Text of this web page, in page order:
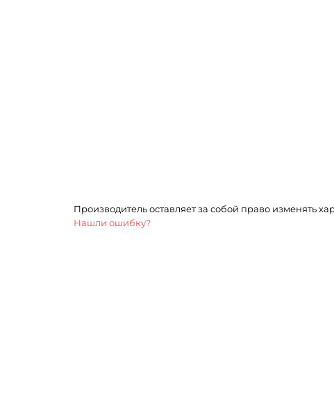
Производитель оставляет за собой право изменять
Нашли ошибку?